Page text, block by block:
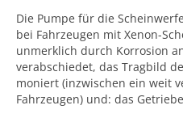
Die Pumpe für die
bei Fahrzeugen mit Xenon-
unmerklich durch Korrosion
verabschiedet, das Tragbild
moniert (inzwischen ein weit
Fahrzeugen) und: das